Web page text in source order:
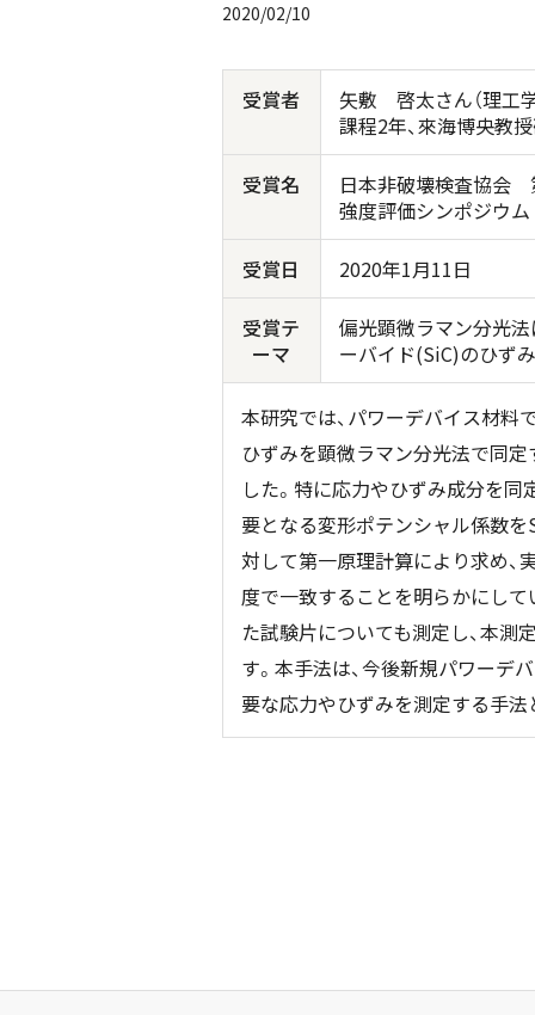
2020/02/10
受賞者
矢敷 啓太さん（理工
課程2年、來海博央教授
受賞名
日本非破壊検査協会
強度評価シンポジウ
受賞日 2020年1月11日
受賞テ
ーマ
偏光顕微ラマン分光
ーバイド(SiC)のひずみ
本研究では、パワーデバイス材料
ひずみを顕微ラマン分光法で同
した。特に応力やひずみ成分を同
要となる変形ポテンシャル係数
対して第一原理計算により求め、
度で一致することを明らかにし
た試験片についても測定し、本測
す。本手法は、今後新規パワーデ
要な応力やひずみを測定する手法